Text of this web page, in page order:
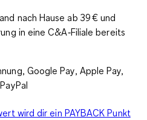
nach Hause ab 39 € und
in eine C&A‑Filiale bereits
Google Pay, Apple Pay,
wird dir ein PAYBACK Punkt